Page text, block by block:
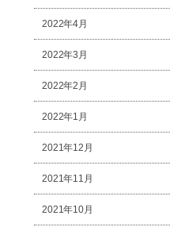
2022年4月
2022年3月
2022年2月
2022年1月
2021年12月
2021年11月
2021年10月